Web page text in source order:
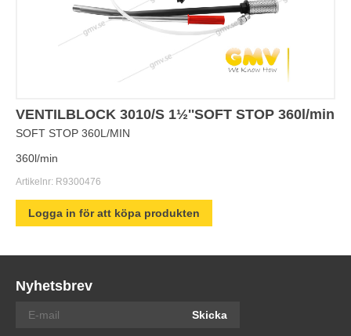
VENTILBLOCK 3010/S 1½''SOFT STOP 360l/min
SOFT STOP 360L/MIN
360l/min
Artikelnr: R9300476
Logga in för att köpa produkten
Nyhetsbrev
Skicka